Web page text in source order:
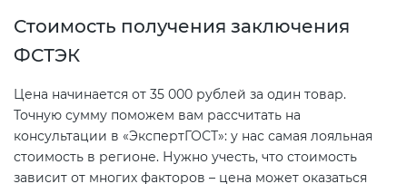
Стоимость получения заключения
ФСТЭК
Цена начинается от 35 000 рублей за один товар.
Точную сумму поможем вам рассчитать на
консультации в «ЭкспертГОСТ»: у нас самая лояльная
стоимость в регионе. Нужно учесть, что стоимость
зависит от многих факторов – цена может оказаться